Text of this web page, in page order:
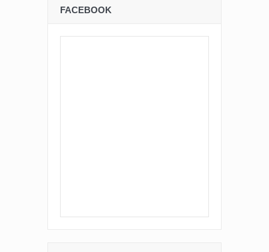
FACEBOOK